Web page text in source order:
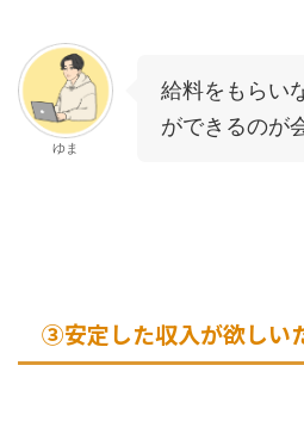
ゆま
給料をもらい
ができるのが
③安定した収入が欲しい